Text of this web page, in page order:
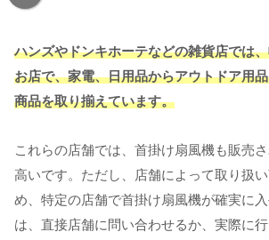
ハンズやドンキホーテなどの雑貨店では
お店で、家電、日用品からアウトドア用
商品を取り揃えています。
これらの店舗では、首掛け扇風機も販売
高いです。ただし、店舗によって取り扱
め、特定の店舗で首掛け扇風機が確実に
は、直接店舗に問い合わせるか、実際に